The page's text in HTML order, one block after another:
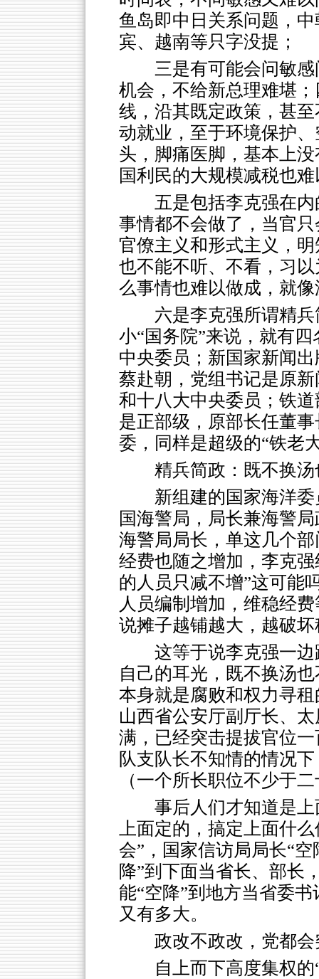
鱼岛即中日关系问题，
宾、越南等只字没提；
三是有可能会问敏
机会，不给新总理难堪
线，沿其既定政策，甚
动就业，至于环境保护
头，脚痛医脚，基本上
国利民的大规模减税也
五是包括李克强在
事情都不会做了，当官
官僚主义和形式主义，
也不能不听、不看，习
么事情也难以做成，就
六是李克强所谓精
小“国务院”来说，就有
中央委员；新国家新闻
蔡赴朝，党组书记是原
和十八大中央委员；铁
是正部级，原部长任董
委，同样是超级的“铁老
精兵简政：既不换
新组建的国家海洋
国海警局，局长兼海警
海警局局长，单这几个
经费也随之增加，李克
的人员只减不增”这可能
人员编制增加，维稳经
说摊子越铺越大，越破坏
这等于说李克强一
自己的耳光，既不换汤
本身就是腐败和权力寻
山西省公安厅副厅长、
满，已经突击提拔官位
队支队长不知情的情况
（一个所长职位不少于
事后人们才知道是
上面定的，搞定上面什
会”，国家信访局局长“
降”到下面当省长、部长
能“空降”到地方当省委
又有多大。
政改不政改，党都
自上而下高度集权